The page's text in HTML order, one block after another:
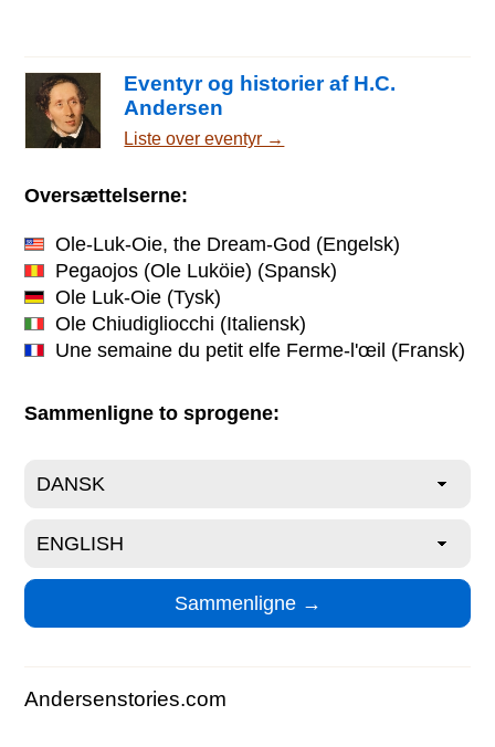
Eventyr og historier af H.C.
Andersen
Liste over eventyr →
Oversættelserne:
Ole-Luk-Oie, the Dream-God (Engelsk)
Pegaojos (Ole Luköie) (Spansk)
Ole Luk-Oie (Tysk)
Ole Chiudigliocchi (Italiensk)
Une semaine du petit elfe Ferme-l'œil (Fransk)
Sammenligne to sprogene:
Andersenstories.com